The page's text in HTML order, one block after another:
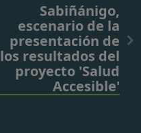
Sabiñánigo,
escenario de la
presentación de
los resultados del
proyecto 'Salud
Accesible'